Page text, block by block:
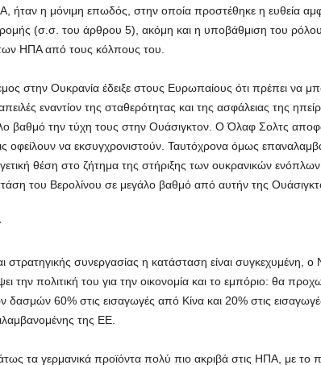
ήταν η μόνιμη επωδός, στην οποία προστέθηκε η ευθεία
(σ.σ. του άρθρου 5), ακόμη και η υποβάθμιση του
ΗΠΑ από τους κόλπους του.
στην Ουκρανία έδειξε στους Ευρωπαίους ότι πρέπει να
απειλές εναντίον της σταθερότητας και της ασφάλειας της
βαθμό την τύχη τους στην Ουάσιγκτον. Ο Όλαφ Σολτς
οφείλουν να εκσυγχρονιστούν. Ταυτόχρονα όμως
θέση στο ζήτημα της στήριξης των ουκρανικών
του Βερολίνου σε μεγάλο βαθμό από αυτήν της
στρατηγικής συνεργασίας η κατάσταση είναι συγκεχυμένη, ο
την πολιτική του για την οικονομία και το εμπόριο: θα
δασμών 60% στις εισαγωγές από Κίνα και 20% στις
της ΕΕ.
τα γερμανικά προϊόντα πολύ πιο ακριβά στις ΗΠΑ, με το